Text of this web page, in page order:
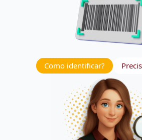
Como identificar?